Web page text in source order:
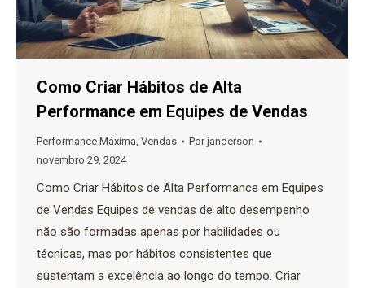
Como Criar Hábitos de Alta
Performance em Equipes de Vendas
Performance Máxima, Vendas Porjanderson
novembro 29, 2024
Como Criar Hábitos de Alta Performance em Equipes
de Vendas Equipes de vendas de alto desempenho
não são formadas apenas por habilidades ou
técnicas, mas por hábitos consistentes que
sustentam a excelência ao longo do tempo. Criar